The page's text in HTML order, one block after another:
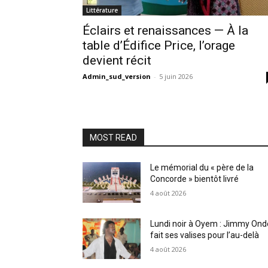
Littérature
Éclairs et renaissances — À la
table d’Édifice Price, l’orage
devient récit
Admin_sud_version - 5 juin 2026
MOST READ
Le mémorial du « père de la
Concorde » bientôt livré
4 août 2026
Lundi noir à Oyem : Jimmy
fait ses valises pour l’au-delà
4 août 2026